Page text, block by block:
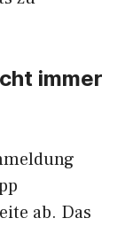
immer
ab. Das